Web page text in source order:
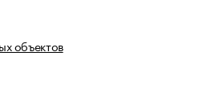
объектов